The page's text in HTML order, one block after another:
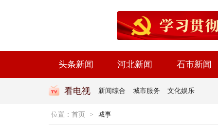
头条新闻 河北新闻 石市新闻
看电视 新闻综合 城市服务 文化娱乐
位置： 首页 > 城事